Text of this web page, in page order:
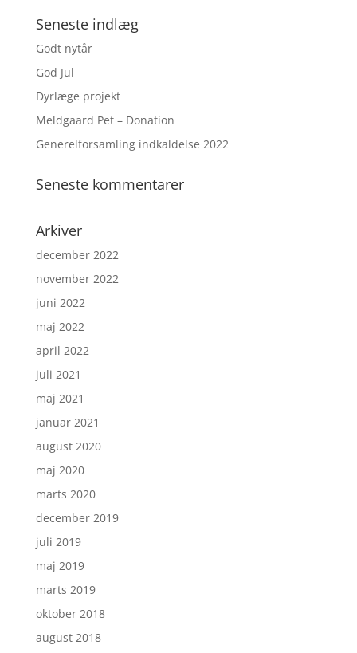
Seneste indlæg
Godt nytår
God Jul
Dyrlæge projekt
Meldgaard Pet – Donation
Generelforsamling indkaldelse 2022
Seneste kommentarer
Arkiver
december 2022
november 2022
juni 2022
maj 2022
april 2022
juli 2021
maj 2021
januar 2021
august 2020
maj 2020
marts 2020
december 2019
juli 2019
maj 2019
marts 2019
oktober 2018
august 2018